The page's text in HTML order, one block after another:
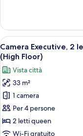
fumatori
(High
Floor)
Executive,
letti
queen,
non
fumatori
(High
Floor)
Apri
tutte
le
foto
per
Camera
Executive,
2
letti
5
Camera Executive, 2
(High Floor)
Vista città
33 m²
1 camera
Per 4 persone
2 letti queen
Wi-Fi gratuito